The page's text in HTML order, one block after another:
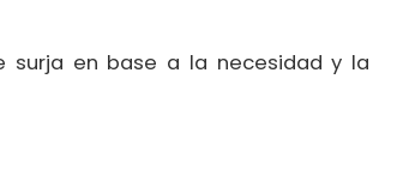
surja en base a la necesidad y la